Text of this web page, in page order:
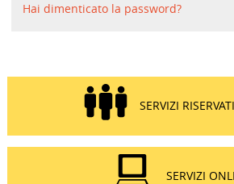
Hai dimenticato la password?
SERVIZI
SERVIZI